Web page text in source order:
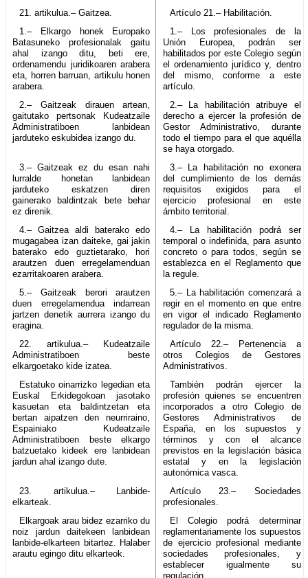
21. artikulua.– Gaitzea.
Artículo 21.– Habilitación.
1.– Elkargo honek Europako
Batasuneko profesionalak gaitu
ahal izango ditu, beti ere,
ordenamendu juridikoaren arabera
eta, horren barruan, artikulu honen
arabera.
1.– Los profesionales de la
Unión Europea, podrán ser
habilitados por este Colegio según
el ordenamiento jurídico y, dentro
del mismo, conforme a este
artículo.
2.– Gaitzeak dirauen artean,
gaitutako pertsonak Kudeatzaile
Administratiboen lanbidean
jarduteko eskubidea izango du.
2.– La habilitación atribuye el
derecho a ejercer la profesión de
Gestor Administrativo, durante
todo el tiempo para el que aquélla
se haya otorgado.
3.– Gaitzeak ez du esan nahi
lurralde honetan lanbidean
jarduteko eskatzen diren
gainerako baldintzak bete behar
ez direnik.
3.– La habilitación no exonera
del cumplimiento de los demás
requisitos exigidos para el
ejercicio profesional en este
ámbito territorial.
4.– Gaitzea aldi baterako edo
mugagabea izan daiteke, gai jakin
baterako edo guztietarako, hori
arautzen duen erregelamenduan
ezarritakoaren arabera.
4.– La habilitación podrá ser
temporal o indefinida, para asunto
concreto o para todos, según se
establezca en el Reglamento que
la regule.
5.– Gaitzeak berori arautzen
duen erregelamendua indarrean
jartzen denetik aurrera izango du
eragina.
5.– La habilitación comenzará a
regir en el momento en que entre
en vigor el indicado Reglamento
regulador de la misma.
22. artikulua.– Kudeatzaile
Administratiboen beste
elkargoetako kide izatea.
Artículo 22.– Pertenencia a
otros Colegios de Gestores
Administrativos.
Estatuko oinarrizko legedian eta
Euskal Erkidegokoan jasotako
kasuetan eta baldintzetan eta
bertan aipatzen den neurriraino,
Espainiako Kudeatzaile
Administratiboen beste elkargo
batzuetako kideek ere lanbidean
jardun ahal izango dute.
También podrán ejercer la
profesión quienes se encuentren
incorporados a otro Colegio de
Gestores Administrativos de
España, en los supuestos y
términos y con el alcance
previstos en la legislación básica
estatal y en la legislación
autonómica vasca.
23. artikulua.– Lanbide-
elkarteak.
Artículo 23.– Sociedades
profesionales.
Elkargoak arau bidez ezarriko du
noiz jardun daitekeen lanbidean
lanbide-elkarteen bitartez. Halaber
arautu egingo ditu elkarteok.
El Colegio podrá determinar
reglamentariamente los supuestos
de ejercicio profesional mediante
sociedades profesionales, y
establecer igualmente su
regulación.